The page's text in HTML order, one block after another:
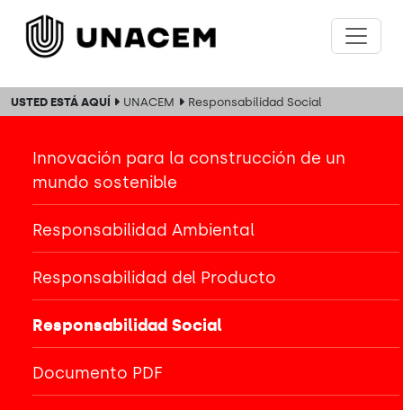
USTED ESTÁ AQUÍ UNACEM Responsabilidad Social
Innovación para la construcción de un
mundo sostenible
Responsabilidad Ambiental
Responsabilidad del Producto
Responsabilidad Social
Documento PDF